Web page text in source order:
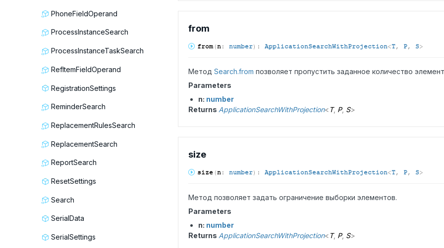
PhoneFieldOperand
ProcessInstanceSearch
ProcessInstanceTaskSearch
RefItemFieldOperand
RegistrationSettings
ReminderSearch
ReplacementRulesSearch
ReplacementSearch
ReportSearch
ResetSettings
Search
SerialData
SerialSettings
from
from(n: number) : ApplicationSearchWithProjection<T, P, S>
Метод Search.from позволяет пропустить заданное количество
Parameters
n: number
Returns ApplicationSearchWithProjection< T, P, S>
size
size(n: number) : ApplicationSearchWithProjection<T, P, S>
Метод позволяет задать ограничение выборки элементов.
Parameters
n: number
Returns ApplicationSearchWithProjection< T, P, S>